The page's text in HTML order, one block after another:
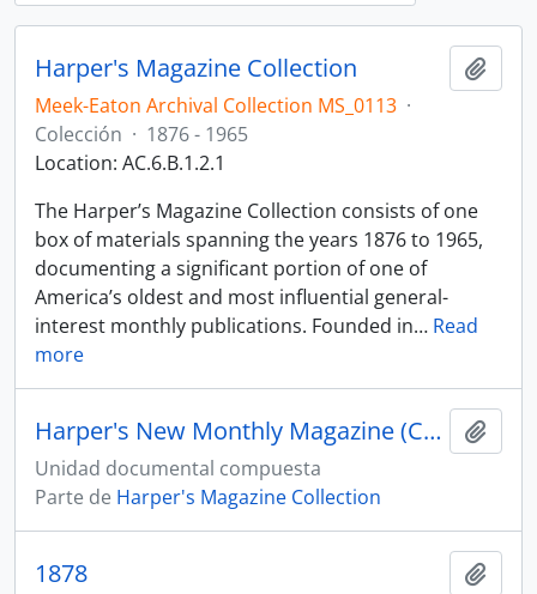
Harper's Magazine Collection
Meek-Eaton Archival Collection MS_0113 ·
Colección · 1876 - 1965
Location: AC.6.B.1.2.1
The Harper’s Magazine Collection consists of one
box of materials spanning the years 1876 to 1965,
documenting a significant portion of one of
America’s oldest and most influential general-
interest monthly publications. Founded in… Read
more
Harper's New Monthly Magazine (Cover)
Unidad documental compuesta
Parte de Harper's Magazine Collection
1878